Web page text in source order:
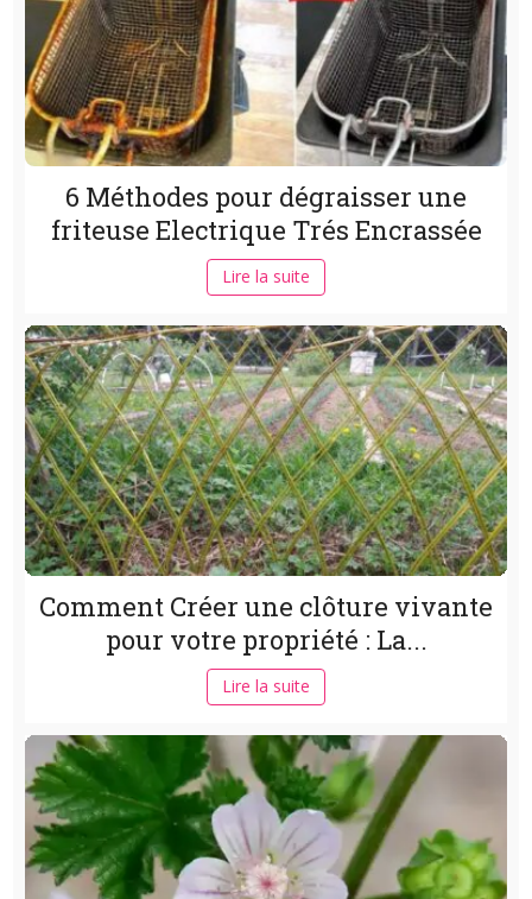
6 Méthodes pour dégraisser une
friteuse Electrique Trés Encrassée
Lire la suite
Comment Créer une clôture vivante
pour votre propriété : La...
Lire la suite